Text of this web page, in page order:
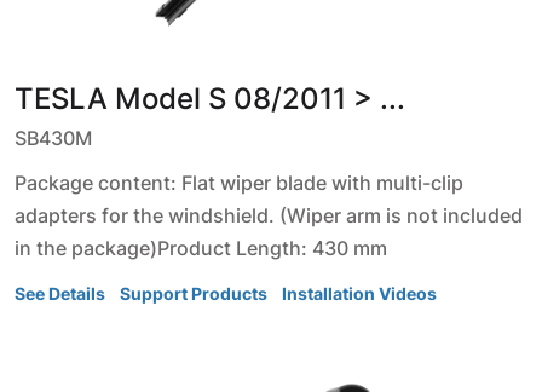
TESLA Model S 08/2011 > ...
SB430M
Package content: Flat wiper blade with multi-clip
adapters for the windshield. (Wiper arm is not included
in the package)Product Length: 430 mm
See Details Support Products Installation Videos